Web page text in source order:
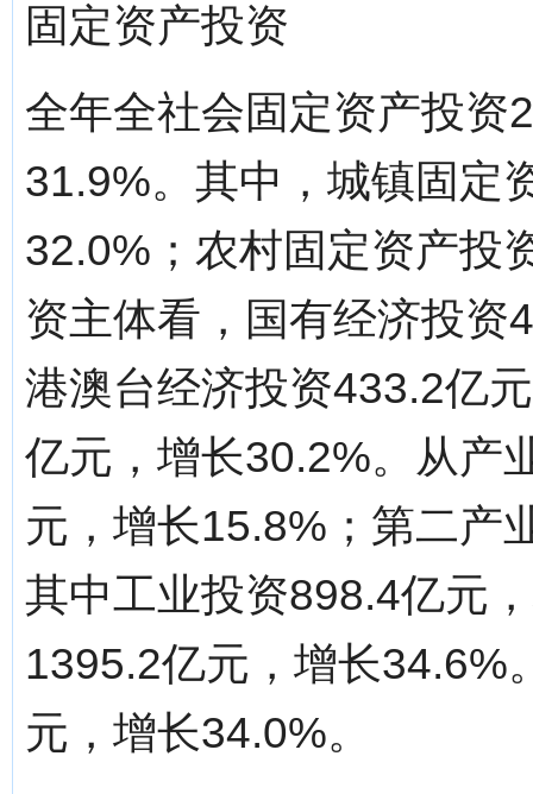
固定资产投资
全年全社会固定资产投资
31.9%。其中，城镇固定
32.0%；农村固定资产投
资主体看，国有经济投资
港澳台经济投资433.2亿
亿元，增长30.2%。从产
元，增长15.8%；第二产
其中工业投资898.4亿元
1395.2亿元，增长34.6%
元，增长34.0%。